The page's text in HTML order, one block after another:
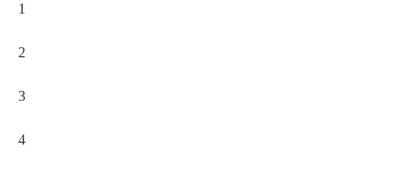
1
2
3
4